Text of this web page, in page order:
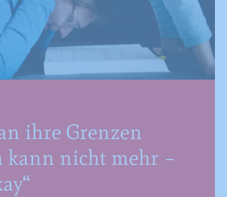
ihre Grenzen
kann nicht mehr –